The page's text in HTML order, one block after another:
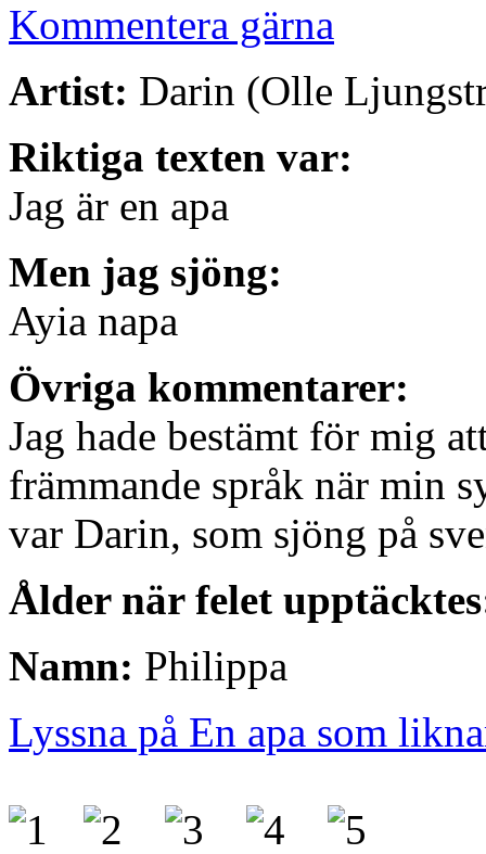
Kommentera gärna
Artist: Darin (Olle
Riktiga texten var:
Jag är en apa
Men jag sjöng:
Ayia napa
Övriga kommentarer:
Jag hade bestämt för mig
främmande språk när min
var Darin, som sjöng på
Ålder när felet
Namn: Philippa
Lyssna på En apa som